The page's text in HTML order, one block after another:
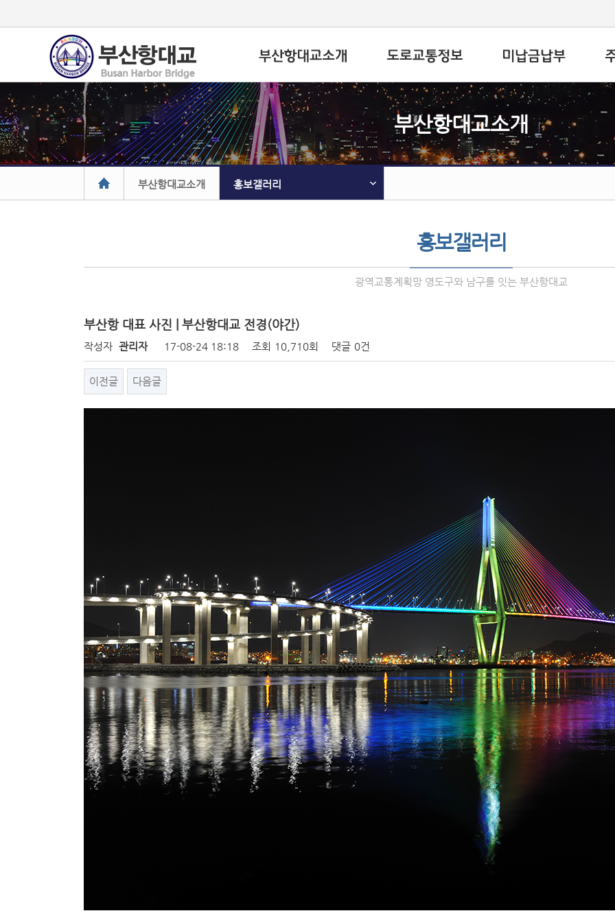
부산항대교소개
부산항대교소개 홍보갤러리
홍보갤러리
광역교통계획망 영도구와 남구를 잇는 부산항대교
부산항 대표 사진 | 부산항대교 전경(야간)
작성자 관리자 17-08-24 18:18 조회 10,710회 댓글 0건
이전글 다음글